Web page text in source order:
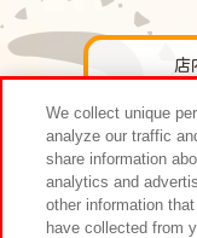
店
お客
We collect unique
analyze our traffic
share information
analytics and
other information
have collected from